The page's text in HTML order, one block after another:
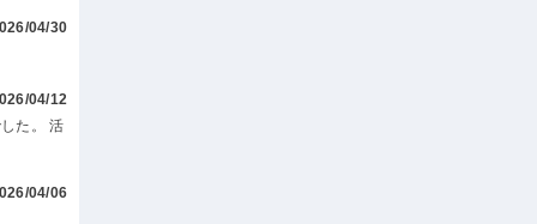
04/30
04/12
た。 活
04/06